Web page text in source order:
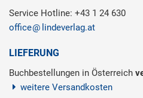
Service Hotline: +43 1 24 630
office
lindeverlag.at
LIEFERUNG
Buchbestellungen in Österreich
weitere Versandkosten